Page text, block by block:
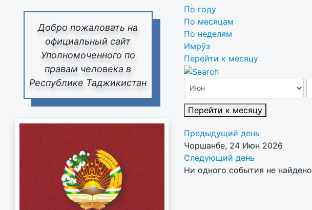
Добро пожаловать на
официальный сайт
Уполномоченного по
правам человека в
Республике Таджикистан
По году
По месяцам
По неделям
Имрӯз
Перейти к месяцу
Перейти к месяцу
Предыдущий день
Чоршанбе, 24 Июн 2026
Следующий день
Ни одного события не найдено